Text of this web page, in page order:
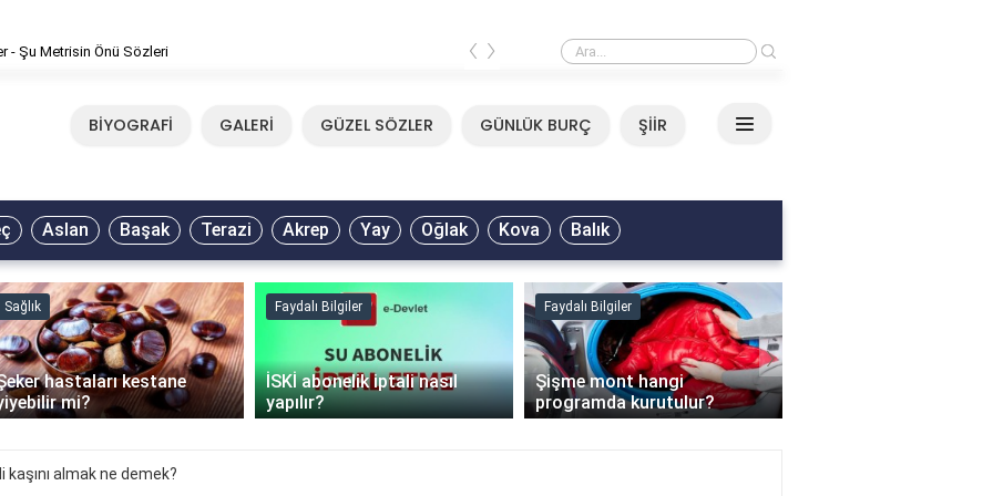
- Şu Metrisin Önü Sözleri Mirkelam - Tavla Sözleri
‹ ›
BİYOGRAFİ GALERİ GÜZEL SÖZLER GÜNLÜK BURÇ ŞİİR
Aslan Başak Terazi Akrep Yay Oğlak Kova Balık
Sağlık
hastaları kestane
mi?
Faydalı Bilgiler
İSKİ abonelik iptali nasıl
yapılır?
Faydalı Bilgiler
Şişme mont hangi
programda kurutulur?
›
kaşını almak ne demek?